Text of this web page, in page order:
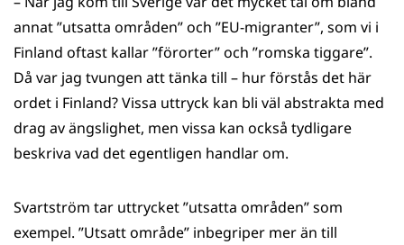
annat ”utsatta områden” och ”EU-migranter”, som vi i
Finland oftast kallar ”förorter” och ”romska tiggare”.
Då var jag tvungen att tänka till – hur förstås det här
ordet i Finland? Vissa uttryck kan bli väl abstrakta med
drag av ängslighet, men vissa kan också tydligare
beskriva vad det egentligen handlar om.
Svartström tar uttrycket ”utsatta områden” som
exempel. ”Utsatt område” inbegriper mer än till